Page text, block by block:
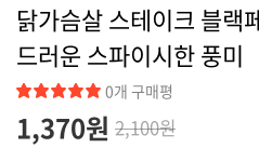
닭가슴살 스테이크 블랙
드러운 스파이시한 풍미
0개 구매평
1,370원 2,100원